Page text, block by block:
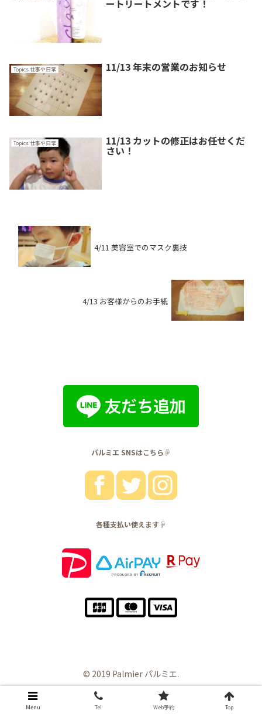
ートリートメントです！
Topics 仕事や日常 11/13 年末の営業のお知らせ
Topics 仕事や日常 11/13 カットの修正はお任せくだ
さい！
4/11 美容室でのマスク裏技
4/13 お客様からのお手紙
パルミエ SNSはこちら☟
各種支払い使えます☟
© 2019 Palmier パルミエ.
Menu Tel Web予約 Top